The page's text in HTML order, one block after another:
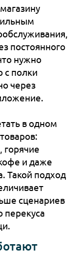
постоянного
нужно
с полки
через
в одном
горячие
и даже
Такой подход
сценариев
перекуса